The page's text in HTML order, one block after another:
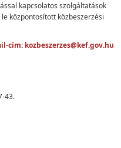
kapcsolatos szolgáltatások
központosított közbeszerzési
cím: kozbeszerzes@kef.gov.hu
43.